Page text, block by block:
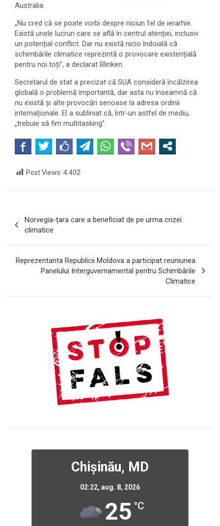
Australia.
„Nu cred că se poate vorbi despre niciun fel de ierarhie.
Există unele lucruri care se află în centrul atenției, inclusiv
un potențial conflict. Dar nu există nicio îndoială că
schimbările climatice reprezintă o provocare existențială
pentru noi toți”, a declarat Blinken.
Secretarul de stat a precizat că SUA consideră încălzirea
globală o problemă importantă, dar asta nu înseamnă că
nu există și alte provocări serioase la adresa ordinii
internaționale. El a subliniat că, într-un astfel de mediu,
„trebuie să fim multitasking”.
Post Views: 4.402
în
articole
Norvegia-țara care a beneficiat de pe urma crizei
climatice
Reprezentanta Republicii Moldova a participat reuniunea
Panelului Interguvernamental pentru Schimbările
Climatice
Chișinău, MD
02:22, aug. 8, 2026
25 °C